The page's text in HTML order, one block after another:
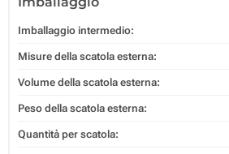
Imballaggio intermedio:
Misure della scatola esterna:
Volume della scatola esterna:
Peso della scatola esterna:
Quantità per scatola: